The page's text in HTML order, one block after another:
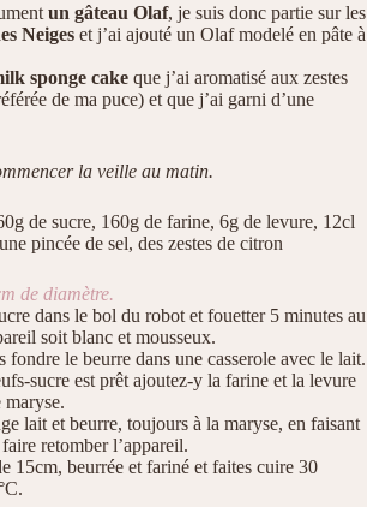
un gâteau Olaf, je suis donc partie sur les
Neiges et j’ai ajouté un Olaf modelé en pâte à
sponge cake que j’ai aromatisé aux zestes
de ma puce) et que j’ai garni d’une
la veille au matin.
de sucre, 160g de farine, 6g de levure, 12cl
pincée de sel, des zestes de citron
de diamètre.
dans le bol du robot et fouetter 5 minutes au
soit blanc et mousseux.
fondre le beurre dans une casserole avec le lait.
sucre est prêt ajoutez-y la farine et la levure
maryse.
lait et beurre, toujours à la maryse, en faisant
retomber l’appareil.
15cm, beurrée et fariné et faites cuire 30